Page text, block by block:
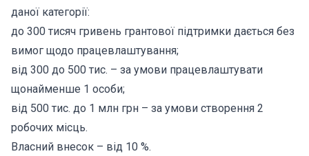
даної категорії:
до 300 тисяч гривень грантової підтримки дається без
вимог щодо працевлаштування;
від 300 до 500 тис. – за умови працевлаштувати
щонайменше 1 особи;
від 500 тис. до 1 млн грн – за умови створення 2
робочих місць.
Власний внесок – від 10 %.